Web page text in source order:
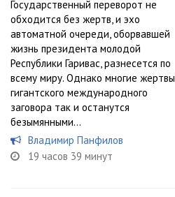
Государственный переворот не
обходится без жертв, и эхо
автоматной очереди, оборвавшей
жизнь президента молодой
Республики Гаривас, разнесется по
всему миру. Однако многие жертвы
гигантского международного
заговора так и останутся
безымянными…
Владимир Панфилов
19 часов 39 минут